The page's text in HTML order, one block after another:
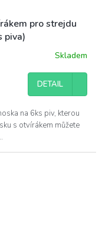
pro strejdu
piva)
Skladem
DETAIL
na 6ks piv, kterou
s otvírákem můžete